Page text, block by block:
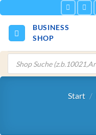
Inhalt
springen
BUSINESS
SHOP
Products
search
Start /